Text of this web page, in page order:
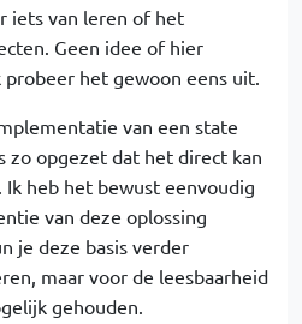
iets van leren of het
Geen idee of hier
probeer het gewoon eens uit.
van een state
zo opgezet dat het direct kan
heb het bewust eenvoudig
van deze oplossing
je deze basis verder
maar voor de leesbaarheid
gehouden.